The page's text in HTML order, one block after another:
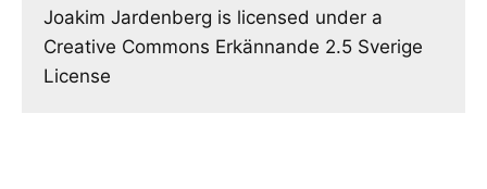
Joakim Jardenberg is licensed under a
Creative Commons Erkännande 2.5 Sverige
License